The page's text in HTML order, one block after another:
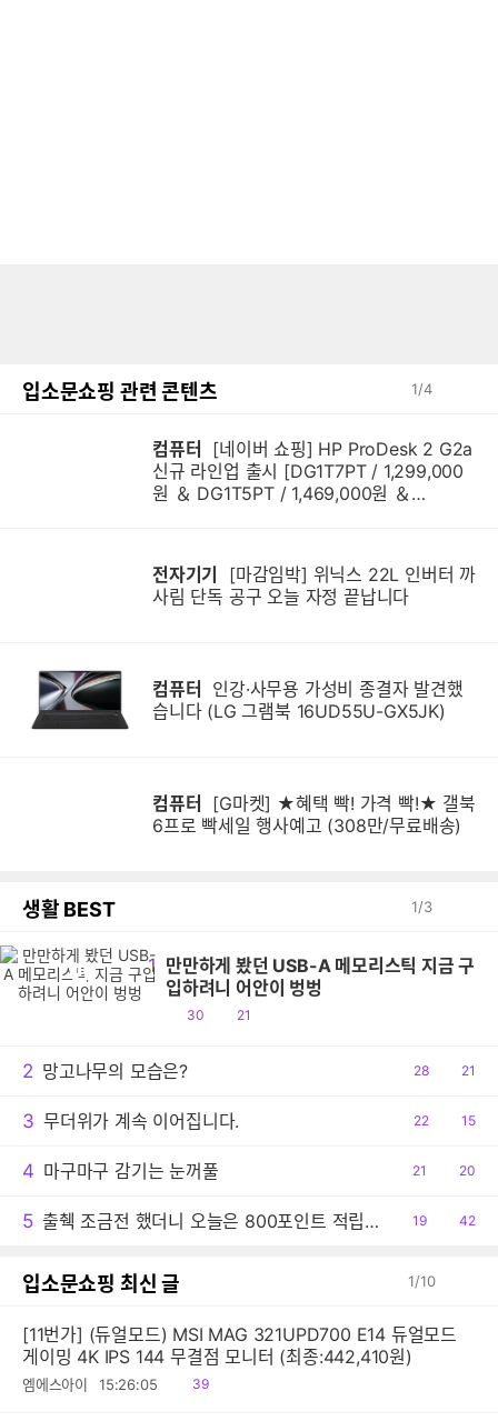
입소문쇼핑 관련 콘텐츠 1/4
컴퓨터
신규 라인업 출시 [DG1T7PT / 1,299,000
원 ＆ DG1T5PT / 1,469,000원 ＆
전자기기
사림 단독 공구 오늘 자정 끝납니다
컴퓨터
습니다 (LG 그램북 16UD55U-GX5JK)
컴퓨터
6프로 빡세일 행사예고 (308만/무료배송)
생활 BEST 1/3
1 만만하게 봤던 USB-A 메모리스틱 지금 구
입하려니 어안이 벙벙
공
30
댓
21
만
2 망고나무의 모습은?
공
28
댓
21
3 무더위가 계속 이어집니다.
공
22
댓
15
4 마구마구 감기는 눈꺼풀
공
21
댓
20
5 출췍 조금전 했더니 오늘은 800포인트 적립이네요.
공
19
댓
42
입소문쇼핑 최신 글 1/10
[11번가] (듀얼모드) MSI MAG 321UPD700 E14 듀얼모드
게이밍 4K IPS 144 무결점 모니터 (최종:442,410원)
엠에스아이 15:26:05
읽
39